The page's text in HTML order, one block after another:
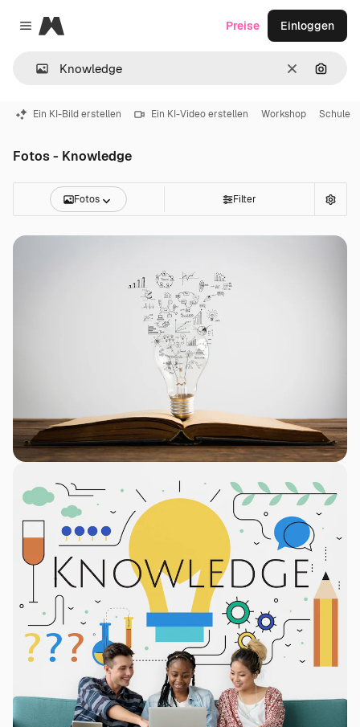
Close menu
Magnific
LöschenNach
Preise Einloggen
Ein KI-Bild erstellen Ein KI-Video erstellen Workshop Schule
Fotos - Knowledge
Fotos Filter